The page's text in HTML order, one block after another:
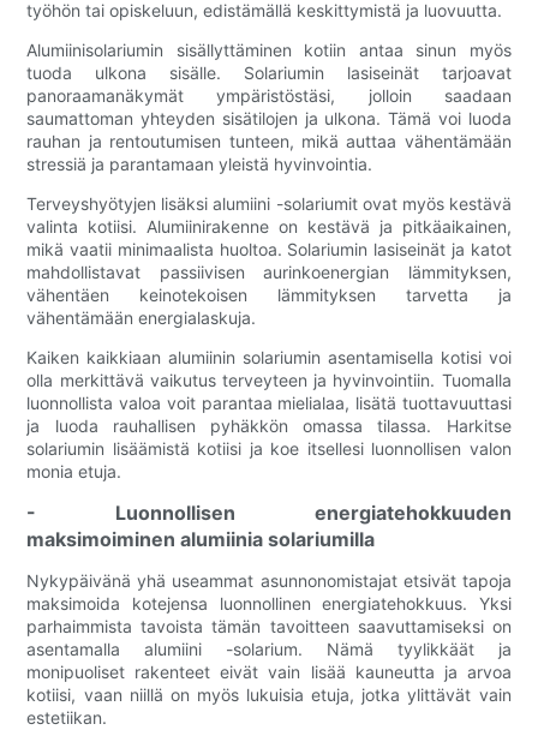
työhön tai opiskeluun, edistämällä keskittymistä ja luovuutta.
Alumiinisolariumin sisällyttäminen kotiin antaa sinun myös
tuoda ulkona sisälle. Solariumin lasiseinät tarjoavat
panoraamanäkymät ympäristöstäsi, jolloin saadaan
saumattoman yhteyden sisätilojen ja ulkona. Tämä voi luoda
rauhan ja rentoutumisen tunteen, mikä auttaa vähentämään
stressiä ja parantamaan yleistä hyvinvointia.
Terveyshyötyjen lisäksi alumiini -solariumit ovat myös kestävä
valinta kotiisi. Alumiinirakenne on kestävä ja pitkäaikainen,
mikä vaatii minimaalista huoltoa. Solariumin lasiseinät ja katot
mahdollistavat passiivisen aurinkoenergian lämmityksen,
vähentäen keinotekoisen lämmityksen tarvetta ja
vähentämään energialaskuja.
Kaiken kaikkiaan alumiinin solariumin asentamisella kotisi voi
olla merkittävä vaikutus terveyteen ja hyvinvointiin. Tuomalla
luonnollista valoa voit parantaa mielialaa, lisätä tuottavuuttasi
ja luoda rauhallisen pyhäkkön omassa tilassa. Harkitse
solariumin lisäämistä kotiisi ja koe itsellesi luonnollisen valon
monia etuja.
- Luonnollisen energiatehokkuuden
maksimoiminen alumiinia solariumilla
Nykypäivänä yhä useammat asunnonomistajat etsivät tapoja
maksimoida kotejensa luonnollinen energiatehokkuus. Yksi
parhaimmista tavoista tämän tavoitteen saavuttamiseksi on
asentamalla alumiini -solarium. Nämä tyylikkäät ja
monipuoliset rakenteet eivät vain lisää kauneutta ja arvoa
kotiisi, vaan niillä on myös lukuisia etuja, jotka ylittävät vain
estetiikan.